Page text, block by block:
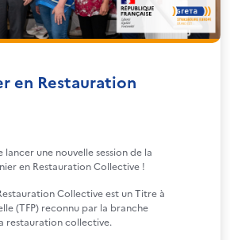
en Restauration
lancer une nouvelle session de la
en Restauration Collective !
Collective est un Titre à
(TFP) reconnu par la branche
restauration collective.